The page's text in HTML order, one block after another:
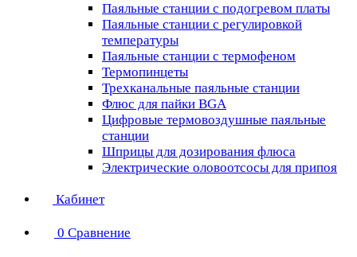
Паяльные станции с подогревом платы
Паяльные станции с регулировкой
температуры
Паяльные станции с термофеном
Термопинцеты
Трехканальные паяльные станции
Флюс для пайки BGA
Цифровые термовоздушные паяльные
станции
Шприцы для дозирования флюса
Электрические оловоотсосы для припоя
Кабинет
0 Сравнение